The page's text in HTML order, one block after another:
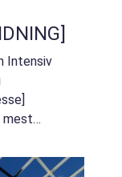
Intensiv
mest
hög...